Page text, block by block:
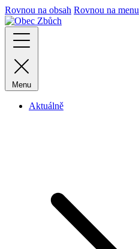
Rovnou na obsah Rovnou na menu
Menu
Aktuálně